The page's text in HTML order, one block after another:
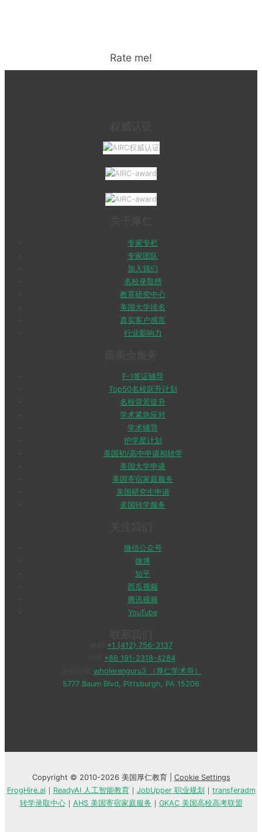
Rate me!
专家专栏
专家团队
加入我们
名校录取榜
教育研究中心
美国大学排名
真实客户感言
行业影响力
F-1签证辅导
Top50名校跃升计划
名校背景提升
学术紧急应对
学术辅导
护学星计划
美国初/高中申请和转学
美国大学申请
美国寄宿家庭服务
美国研究生申请
美国转学服务
微信公众号
微博
知乎
西瓜视频
腾讯视频
YouTube
+1 (412) 756-3137
+86 191-2318-4284
wholerenguru3 （厚仁学术哥）
5777 Baum Blvd, Pittsburgh, PA 15206
Copyright © 2010-2026 美国厚仁教育 | Cookie Settings
FrogHire.ai｜ ReadyAI 人工智能教育｜ JobUpper 职业规划 ｜ transferadm
转学录取中心｜ AHS 美国寄宿家庭服务 ｜ GKAC 美国高校高考联盟